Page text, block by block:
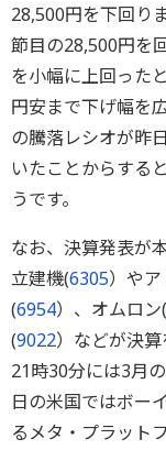
28,500円を下回り
節目の28,500円を
を小幅に上回った
円安まで下げ幅を
の騰落レシオが昨
いたことからする
うです。
なお、決算発表が
立建機(6305）や
(6954）、オムロン(
(9022）などが決
21時30分には3月
日の米国ではボー
るメタ・プラット